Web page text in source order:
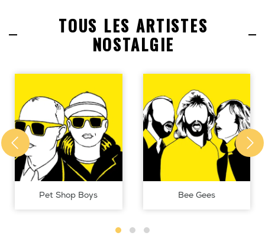
TOUS LES ARTISTES
NOSTALGIE
Pet Shop Boys Bee Gees